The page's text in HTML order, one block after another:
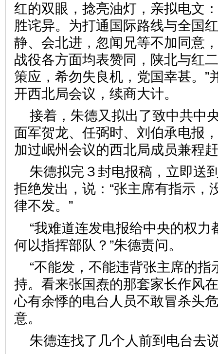
红的双眼，捻亮油灯，亲拟电文
胜诧异。为打通国际路线与全国
静、会北进，忽闻兄等不加同意
战役各方面均表赞同，陕北与红
策应，希勿失良机，党国幸甚。”
开西北局会议，续商大计。
接着，朱德又拟出了致中共中
面军贺龙、任弼时、刘伯承电报
加过岷州会议的西北局成员兼程
朱德拟完３封电报稿，立即送
拒绝发出，说：“张主席有指示，
律不发。”
“我难道连发电报给中央的权
何以指挥部队？”朱德责问。
“不能发，不能违背张主席的指
持。看来张国焘的那套家长作风
心有余悸的电台人员不敢冒杀头
意。
朱德连找了几个人前到电台去